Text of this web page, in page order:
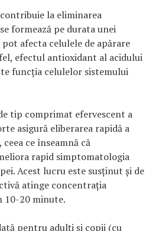
la eliminarea
formează pe durata unei
afecta celulele de apărare
efectul antioxidant al acidului
funcția celulelor sistemului
tip comprimat efervescent a
asigură eliberarea rapidă a
ce înseamnă că
rapid simptomatologia
Acest lucru este susținut și de
atinge concentrația
10-20 minute.
pentru adulţi și copii (cu